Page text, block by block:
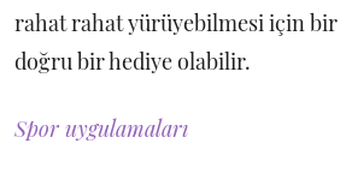
rahat rahat yürüyebilmesi için bir
doğru bir hediye olabilir.
Spor uygulamaları